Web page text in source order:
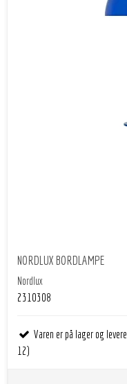
NORDLUX BORDLAMPE
Nordlux
2310308
Varen er på lager og
12)